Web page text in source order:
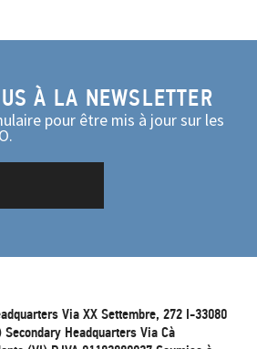
À LA NEWSLETTER
pour être mis à jour sur les
Via XX Settembre, 272 I-33080
Headquarters Via Cà